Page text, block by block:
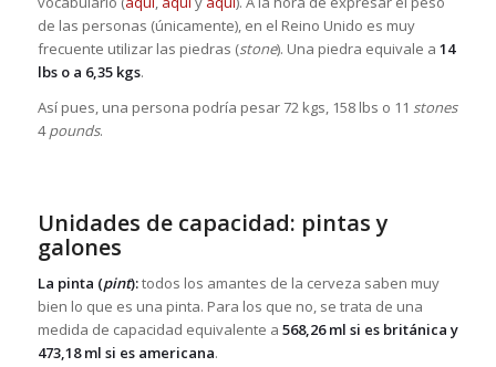
de las personas (únicamente), en el Reino Unido es muy
frecuente utilizar las piedras (stone). Una piedra equivale a 14
lbs o a 6,35 kgs.
Así pues, una persona podría pesar 72 kgs, 158 lbs o 11 stones
4pounds.
Unidades de capacidad: pintas y
galones
La pinta (pint):todos los amantes de la cerveza saben muy
bien lo que es una pinta. Para los que no, se trata de una
medida de capacidad equivalente a 568,26 ml si es británica y
473,18 ml si es americana.